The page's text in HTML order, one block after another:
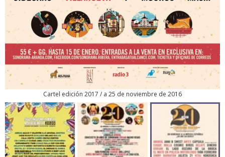
Cartel edición 2017 / a 25 de noviembre de 2016